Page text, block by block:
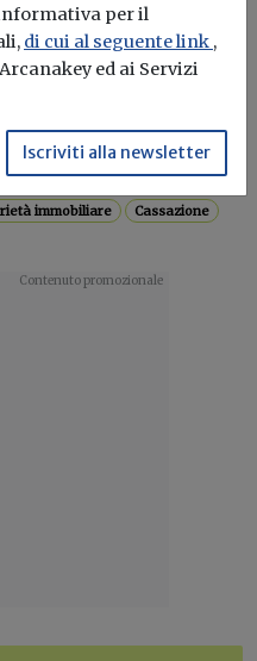
abdicativa alla
spunta una
cui consegue
immobiliare Cassazione
per il
di cui al seguente link ,
ed ai Servizi
Iscriviti alla newsletter